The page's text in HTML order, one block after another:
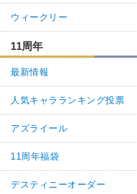
ウィークリー
11周年
最新情報
人気キャラランキング投票
アズライール
11周年福袋
デスティニーオーダー